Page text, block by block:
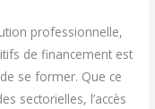
professionnelle,
de financement est
se former. Que ce
sectorielles, l’accès